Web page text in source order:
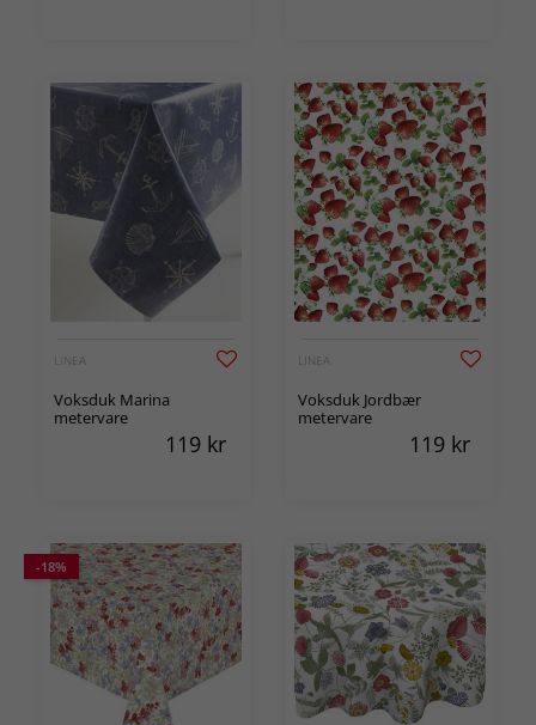
LINEA
Voksduk Marina
metervare
119 kr
LINEA
Voksduk Jordbær
metervare
119 kr
-18%